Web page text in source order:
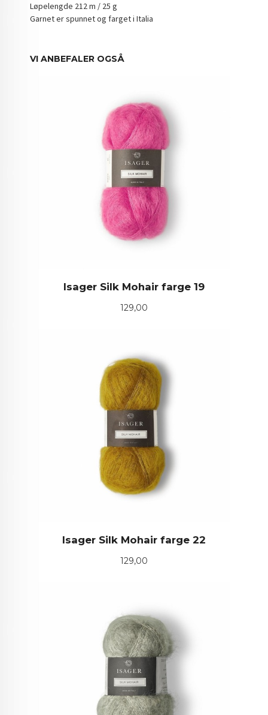
Løpelengde 212 m / 25 g
Garnet er spunnet og farget i Italia
VI ANBEFALER OGSÅ
Isager Silk Mohair farge 19
Pris
129,00
Isager Silk Mohair farge 22
Pris
129,00